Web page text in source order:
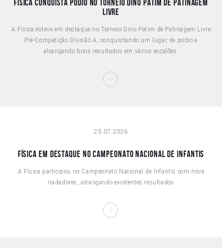
Física conquista pódio no Torneio Dino Patim de Patinagem
Livre
A Física esteve em destaque no Torneio Dino Patim de Patinagem Livre
Pré-Competição Divisão A, conquistando um lugar de pódio e
alcançando bons resultados em vários escalões.
25.07.2026
Física em destaque no Campeonato Nacional de Infantis
A Física participou no Campeonato Nacional de Infantis com nove
nadadores, alcançando excelentes resultados